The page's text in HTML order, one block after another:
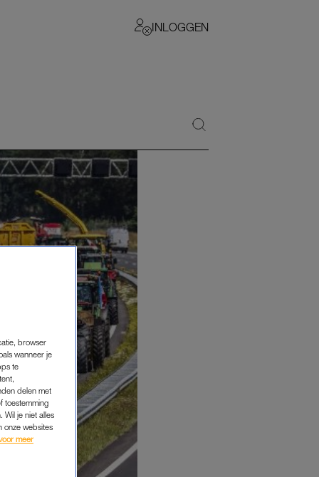
INLOGGEN
browser
wanneer je
te
delen met
toestemming
Wil je niet alles
onze websites
meer